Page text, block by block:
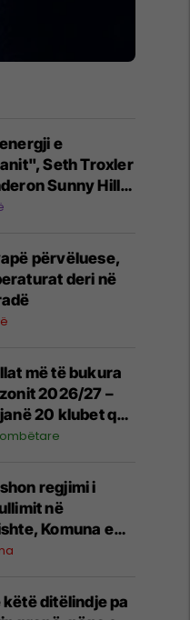
e
Seth Troxler
Sunny Hill
pas paraqitjes
përvëluese,
deri në
më të bukura
2026/27 –
20 klubet që
me dizajnin e
regjimi i
në
Komuna e
ofron
këtë ditëlindje pa